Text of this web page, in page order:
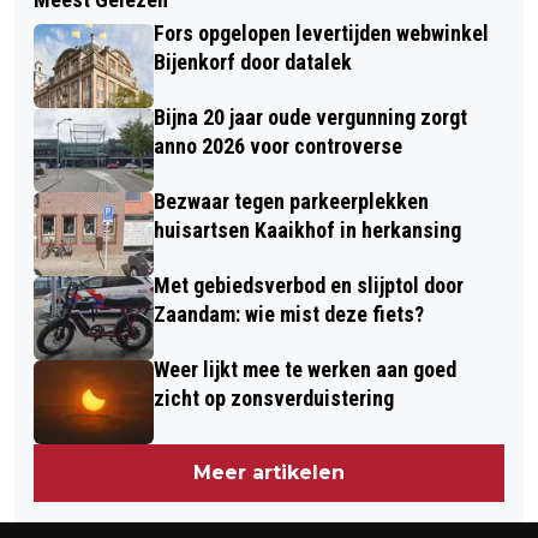
UITSPRAAK WACHTEN OP NIEUW
REKENMODEL
COLLEGE STELT VVD GERUST:
GRAFIETREGENS BEREIKEN
ASSENDELFT NIET
Fors opgelopen levertijden webwinkel
Bijenkorf door datalek
Bijna 20 jaar oude vergunning zorgt
anno 2026 voor controverse
Bezwaar tegen parkeerplekken
huisartsen Kaaikhof in herkansing
Met gebiedsverbod en slijptol door
Zaandam: wie mist deze fiets?
Weer lijkt mee te werken aan goed
zicht op zonsverduistering
Meer artikelen